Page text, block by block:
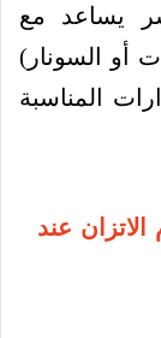
يساعد مع
أو السونار)
المناسبة
عند